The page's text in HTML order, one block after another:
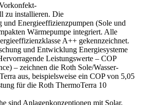
zu installieren. Die
und Energieeffizienzpumpen (Sole und
Wärmepumpe integriert. Alle
A++ gekennzeichnet.
und Entwicklung Energiesysteme
Leistungswerte – COP
– zeichnen die Roth Sole/Wasser-
aus, beispielsweise ein COP von 5,05
für die Roth ThermoTerra 10
sind Anlagenkonzeptionen mit Solar,